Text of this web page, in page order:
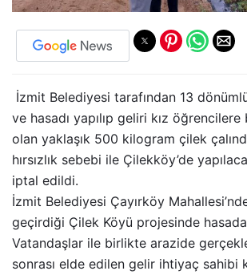
İzmit Belediyesi tarafından 13
ve hasadı yapılıp geliri kız öğrencilere
olan yaklaşık 500 kilogram çilek
hırsızlık sebebi ile Çilekköy’de
iptal edildi.
İzmit Belediyesi Çayırköy
geçirdiği Çilek Köyü projesinde hasada
Vatandaşlar ile birlikte arazide
sonrası elde edilen gelir ihtiyaç sahibi